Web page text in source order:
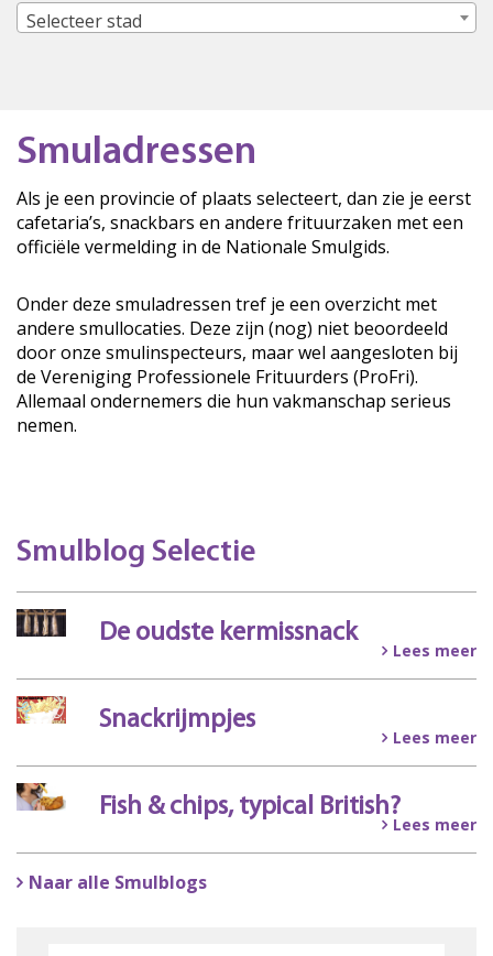
Selecteer stad
Smuladressen
Als je een provincie of plaats selecteert, dan zie je eerst
cafetaria’s, snackbars en andere frituurzaken met een
officiële vermelding in de Nationale Smulgids.
Onder deze smuladressen tref je een overzicht met
andere smullocaties. Deze zijn (nog) niet beoordeeld
door onze smulinspecteurs, maar wel aangesloten bij
de Vereniging Professionele Frituurders (ProFri).
Allemaal ondernemers die hun vakmanschap serieus
nemen.
Smulblog Selectie
De oudste kermissnack
Lees meer
Snackrijmpjes
Lees meer
Fish & chips, typical British?
Lees meer
Naar alle Smulblogs